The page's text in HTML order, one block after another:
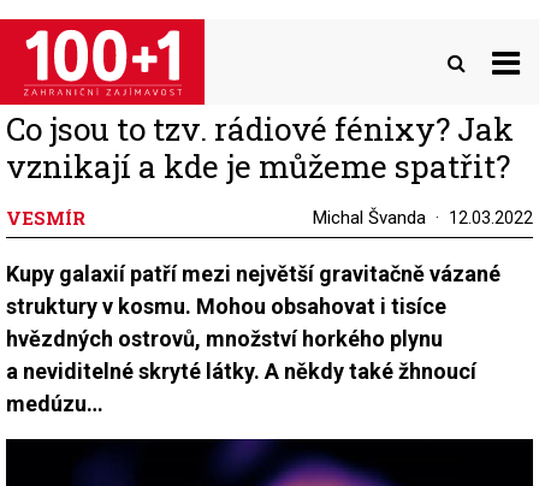
Přejít
hlavnímu
obsahu
Co jsou to tzv. rádiové fénixy? Jak
vznikají a kde je můžeme spatřit?
VESMÍR Michal Švanda 12.03.2022
Kupy galaxií patří mezi největší gravitačně vázané
struktury v kosmu. Mohou obsahovat i tisíce
hvězdných ostrovů, množství horkého plynu
a neviditelné skryté látky. A někdy také žhnoucí
medúzu…